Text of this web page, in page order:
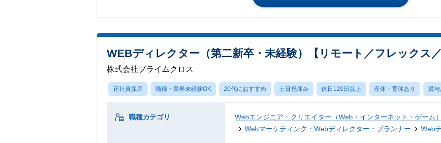
WEBディレクター（第二新卒・未経験）【リモート／フレックス／
株式会社プライムクロス
正社員採用 職種・業界未経験OK 20代におすすめ 土日祝休み 休日120日以上 産休・育休あり 賞与
職種カテゴリ
Webエンジニア・クリエイター（Web・インターネット・ゲーム）
Webマーケティング・Webディレクター・プランナー
Web